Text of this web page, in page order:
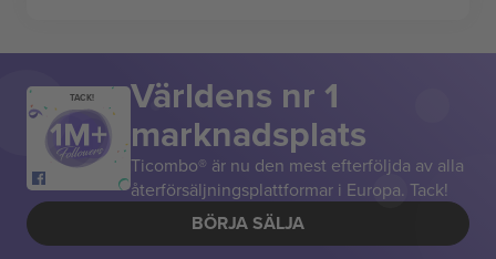
TACK! Världens nr 1
marknadsplats
Ticombo® är nu den mest efterföljda av alla
återförsäljningsplattformar i Europa. Tack!
BÖRJA SÄLJA